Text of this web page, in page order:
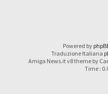
Powered by
Traduzione Italiana
Amiga News.it v8 theme by
Time :